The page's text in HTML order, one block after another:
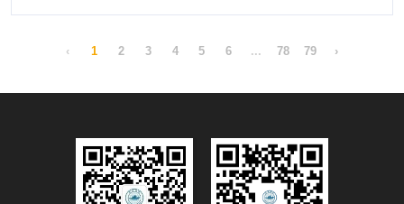
海裕公司印度洋船队满载而归
了解更多
‹ 1 2 3 4 5 6 ... 78 79 ›